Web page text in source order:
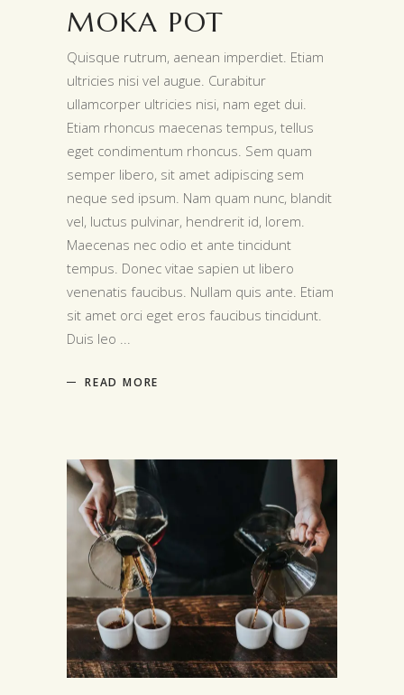
MOKA POT
Quisque rutrum, aenean imperdiet. Etiam
ultricies nisi vel augue. Curabitur
ullamcorper ultricies nisi, nam eget dui.
Etiam rhoncus maecenas tempus, tellus
eget condimentum rhoncus. Sem quam
semper libero, sit amet adipiscing sem
neque sed ipsum. Nam quam nunc, blandit
vel, luctus pulvinar, hendrerit id, lorem.
Maecenas nec odio et ante tincidunt
tempus. Donec vitae sapien ut libero
venenatis faucibus. Nullam quis ante. Etiam
sit amet orci eget eros faucibus tincidunt.
Duis leo
READ MORE